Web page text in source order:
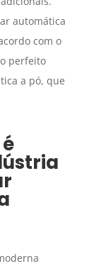
automática
com o
perfeito
a pó, que